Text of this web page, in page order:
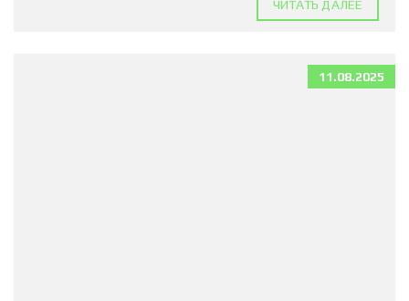
ЧИТАТЬ ДАЛЕЕ
11.08.2025